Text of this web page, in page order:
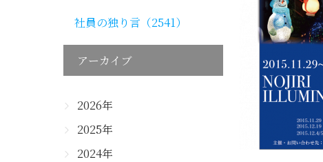
社員の独り言（2541）
アーカイブ
2026年
2025年
2024年